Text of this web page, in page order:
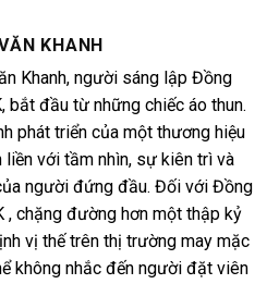
KHANH
Khanh, người sáng lập Đồng
bắt đầu từ những chiếc áo thun.
phát triển của một thương hiệu
liền với tầm nhìn, sự kiên trì và
người đứng đầu. Đối với Đồng
, chặng đường hơn một thập kỷ
vị thế trên thị trường may mặc
không nhắc đến người đặt viên